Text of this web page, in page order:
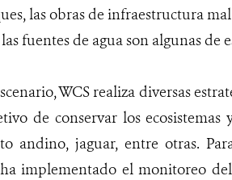
las obras de infraestructura
fuentes de agua son algunas de
WCS realiza diversas
de conservar los
andino, jaguar, entre otras.
ha implementado el monitoreo